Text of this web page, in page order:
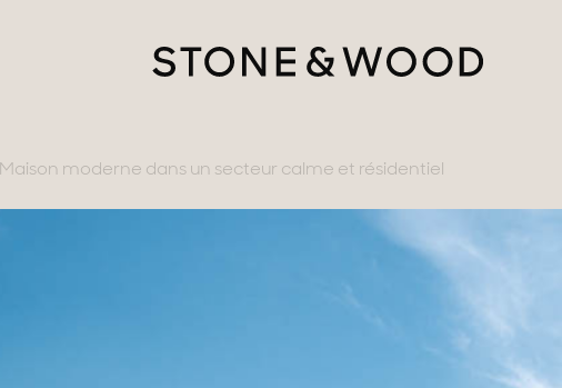
Maison moderne dans un secteur calme et résidentiel